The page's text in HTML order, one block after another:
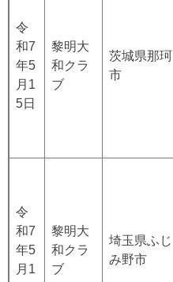
令
和7
年5
月1
5日
黎明大
和クラ
ブ
茨城県那珂
市
令
和7
年5
月1
黎明大
和クラ
ブ
埼玉県ふじ
み野市